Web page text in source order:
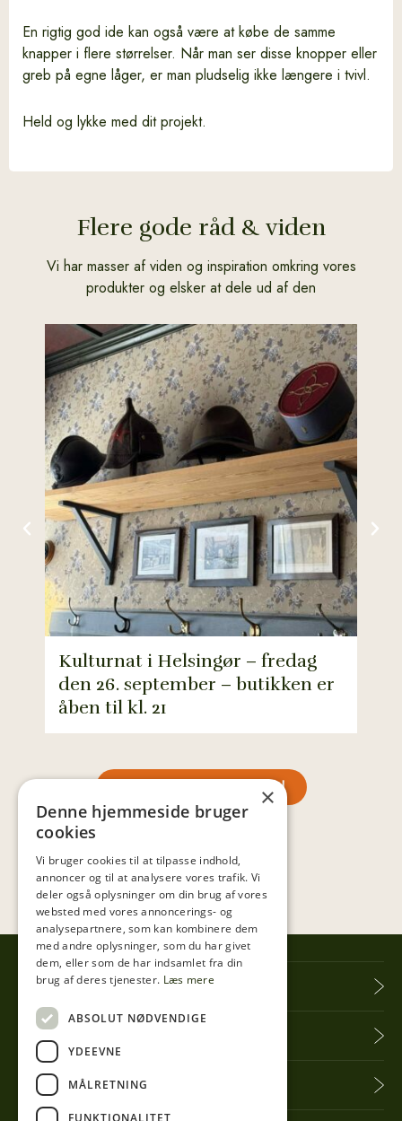
En rigtig god ide kan også være at købe de samme
knapper i flere størrelser. Når man ser disse knopper eller
greb på egne låger, er man pludselig ikke længere i tvivl.
Held og lykke med dit projekt.
Flere gode råd & viden
Vi har masser af viden og inspiration omkring vores
produkter og elsker at dele ud af den
Kulturnat i Helsingør – fredag
den 26. september – butikken er
åben til kl. 21
SE MERE INSPIRATION
Tibberup Høkeren
Information
Praktisk info
×
Denne hjemmeside bruger
cookies
Vi bruger cookies til at tilpasse indhold,
annoncer og til at analysere vores trafik. Vi
deler også oplysninger om din brug af vores
websted med vores annoncerings- og
analysepartnere, som kan kombinere dem
med andre oplysninger, som du har givet
dem, eller som de har indsamlet fra din
brug af deres tjenester. Læs mere
ABSOLUT NØDVENDIGE
YDEEVNE
MÅLRETNING
FUNKTIONALITET